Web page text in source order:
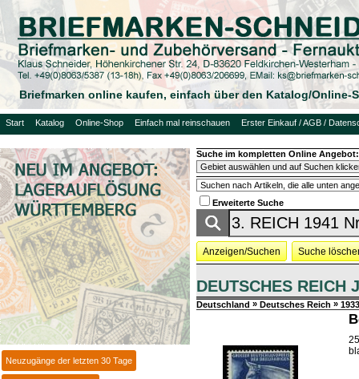
Briefmarken online kaufen, einfach über den Katalog/Online-
Start Katalog Online-Shop Einfach mal reinschauen Erster Einkauf / AGB /
Neuzugänge der letzten 30 Tage
Suche im kompletten Online Angebot:
Erweiterte Suche
Anzeigen/Suchen Suche
DEUTSCHES REICH
Deutschland » Deutsches Reich »